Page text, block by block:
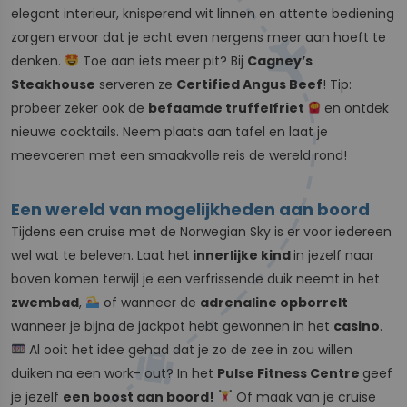
elegant interieur, knisperend wit linnen en attente bediening
zorgen ervoor dat je echt even nergens meer aan hoeft te
denken.
Toe aan iets meer pit? Bij Cagney’s
Steakhouse serveren ze Certified Angus Beef! Tip:
probeer zeker ook de befaamde truffelfriet
en ontdek
nieuwe cocktails. Neem plaats aan tafel en laat je
meevoeren met een smaakvolle reis de wereld rond!
Een wereld van mogelijkheden aan boord
Tijdens een cruise met de Norwegian Sky is er voor iedereen
wel wat te beleven. Laat het innerlijke kindin jezelf naar
boven komen terwijl je een verfrissende duik neemt in het
zwembad, of wanneer de adrenaline opborrelt
wanneer je bijna de jackpot hebt gewonnen in het casino.
Al ooit het idee gehad dat je zo de zee in zou willen
duiken na een work- out? In het Pulse Fitness Centre geef
je jezelf een boost aan boord!
Of maak van je cruise